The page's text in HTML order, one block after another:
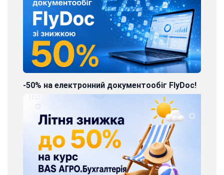
-50% на електронний документообіг FlyDoc!